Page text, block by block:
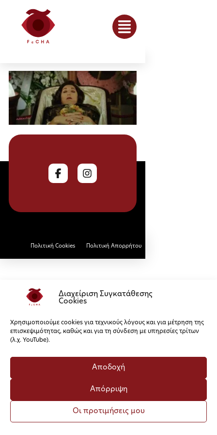
Διαχείριση Συγκατάθεσης
Cookies
Χρησιμοποιούμε cookies για τεχνικούς λόγους και για μέτρηση της
επισκεψιμότητας, καθώς και για τη σύνδεση με υπηρεσίες τρίτων
(λ.χ. YouTube).
Αποδοχή
Απόρριψη
Οι προτιμήσεις μου
Πολιτική Cookies Πολιτική Απορρήτου